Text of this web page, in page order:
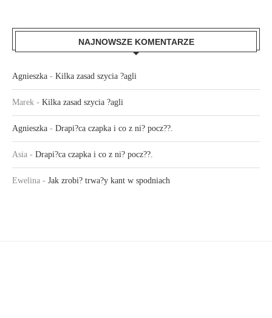
NAJNOWSZE KOMENTARZE
Agnieszka - Kilka zasad szycia ?agli
Marek - Kilka zasad szycia ?agli
Agnieszka - Drapi?ca czapka i co z ni? pocz??.
Asia - Drapi?ca czapka i co z ni? pocz??.
Ewelina - Jak zrobi? trwa?y kant w spodniach